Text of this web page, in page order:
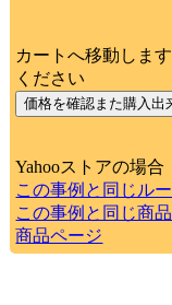
カートへ移動しま
ください
Yahooストアの場合
この事例と同じル
この事例と同じ商
商品ページ